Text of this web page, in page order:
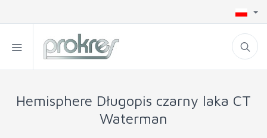
Hemisphere Długopis czarny laka CT
Waterman